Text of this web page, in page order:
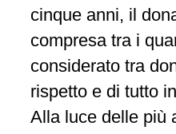
cinque anni, il
compresa tra i
considerato tra
rispetto e di tutto
Alla luce delle più